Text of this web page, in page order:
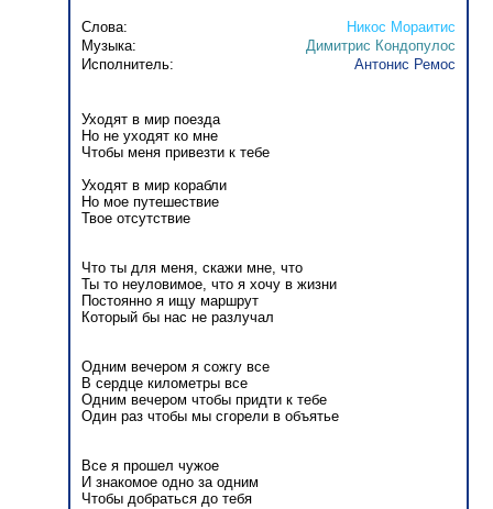
Слова:
Никос Мораитис
Музыка:
Димитрис Кондопулос
Исполнитель:
Антонис Ремос
Уходят в мир поезда
Но не уходят ко мне
Чтобы меня привезти к тебе
Уходят в мир корабли
Но мое путешествие
Твое отсутствие
Что ты для меня, скажи мне, что
Ты то неуловимое, что я хочу в жизни
Постоянно я ищу маршрут
Который бы нас не разлучал
Одним вечером я сожгу все
В сердце километры все
Одним вечером чтобы придти к тебе
Один раз чтобы мы сгорели в объятье
Все я прошел чужое
И знакомое одно за одним
Чтобы добраться до тебя